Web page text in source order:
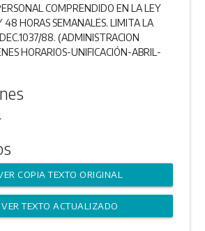
COMPRENDIDO EN LA LEY
48 HORAS SEMANALES. LIMITA LA
88. (ADMINISTRACION
HORARIOS-UNIFICACIÓN-ABRIL-
COPIA TEXTO ORIGINAL
VER TEXTO ACTUALIZADO